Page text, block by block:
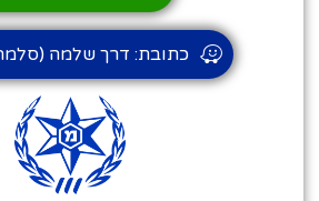
כתובת: דרך שלמה (סלמה) 18, תל אביב-